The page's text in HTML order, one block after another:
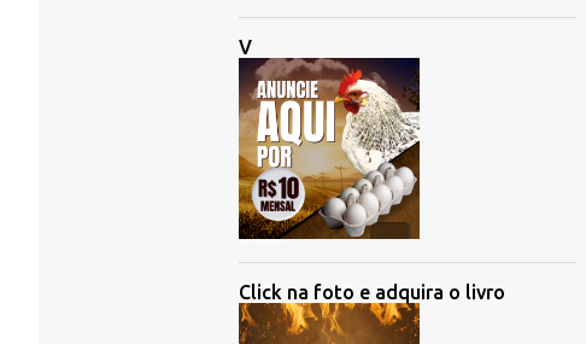
V
Click na foto e adquira o livro